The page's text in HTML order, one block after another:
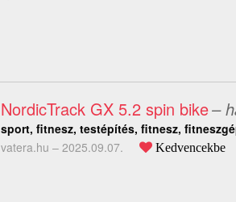
NordicTrack GX 5.2 spin bike–
sport, fitnesz, testépítés, fitnesz,
vatera.hu – 2025.09.07. Kedvencekbe